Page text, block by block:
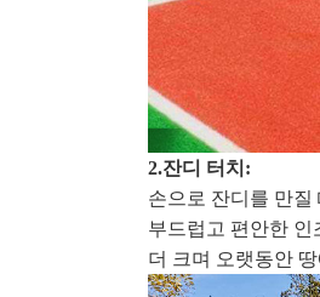
2.잔디 터치:
손으로 잔디를 만
부드럽고 편안한 인
더 크며 오랫동안